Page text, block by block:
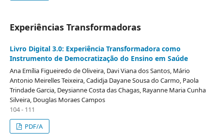
Experiências Transformadoras
Livro Digital 3.0: Experiência Transformadora como
Instrumento de Democratização do Ensino em Saúde
Ana Emília Figueiredo de Oliveira, Davi Viana dos Santos, Mário
Antonio Meirelles Teixeira, Cadidja Dayane Sousa do Carmo, Paola
Trindade Garcia, Deysianne Costa das Chagas, Rayanne Maria Cunha
Silveira, Douglas Moraes Campos
104 - 111
PDF/A